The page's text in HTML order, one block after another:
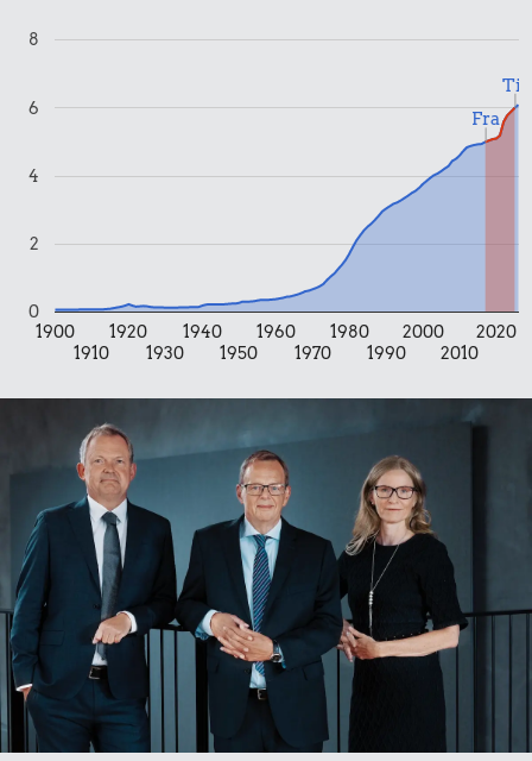
1,00 kr.
Udvalgte varer fra danskernes indkøbskurv gennem tiderne.
Priser i nutidskroner er estimeret af Oldmoney. Priser i
datidskroner er på baggrund af forbrugerprisindekset fra
Danmarks Statistik.
1900
1910
1920
1930
1940
1950
1960
1970
1980
1990
2000
2010
2020
0
2
4
6
8
Fra
Til